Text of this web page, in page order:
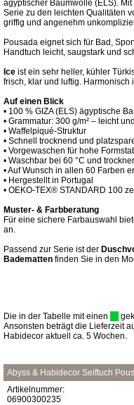
ägyptischer Baumwolle (ELS).
Serie zu den leichten Qualitäten
griffig und angenehm
Pousada eignet sich für Bad,
Handtuch leicht, saugstark und
Ice ist ein sehr heller, kühler
frisch, klar und luftig.
Auf einen Blick
• 100 % GIZA (ELS) ägyptische
• Grammatur: 300 g/m² – leicht
• Waffelpiqué-Struktur
• Schnell trocknend und
• Vorgewaschen für hohe
• Waschbar bei 60 °C und
• Auf Wunsch in allen 60 Farben
• Hergestellt in Portugal
• OEKO-TEX® STANDARD 100
Muster- & Farbberatung
Für eine sichere Farbauswahl
an.
Passend zur Serie ist der
Badematten finden Sie in den
Die in der Tabelle mit einen
Ansonsten beträgt die Lieferzeit
Habidecor aktuell ca. 5 Wochen.
Abyss & Habidecor Seiftuch
Artikelnummer:
06900300235